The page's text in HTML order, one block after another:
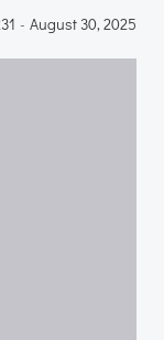
- August 30, 2025